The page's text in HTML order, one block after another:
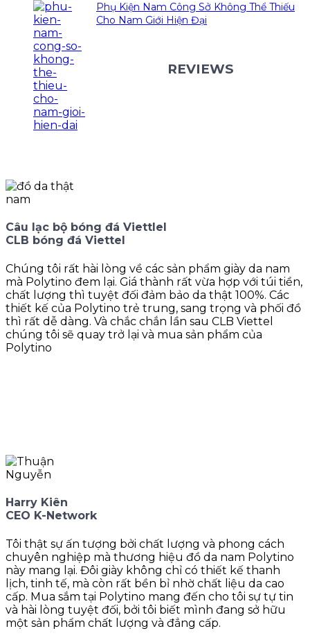
Phụ Kiện Nam Công Sở Không Thể Thiếu
Cho Nam Giới Hiện Đại
REVIEWS
Câu lạc bộ bóng đá Viettlel
CLB bóng đá Viettel
Chúng tôi rất hài lòng về các sản phẩm giày da nam
mà Polytino đem lại. Giá thành rất vừa hợp với túi tiền,
chất lượng thì tuyệt đối đảm bảo da thật 100%. Các
thiết kế của Polytino trẻ trung, sang trọng và phối đồ
thì rất dễ dàng. Và chắc chắn lần sau CLB Viettel
chúng tôi sẽ quay trở lại và mua sản phẩm của
Polytino
Harry Kiên
CEO K-Network
Tôi thật sự ấn tượng bởi chất lượng và phong cách
chuyên nghiệp mà thương hiệu đồ da nam Polytino
này mang lại. Đôi giày không chỉ có thiết kế thanh
lịch, tinh tế, mà còn rất bền bỉ nhờ chất liệu da cao
cấp. Mua sắm tại Polytino mang đến cho tôi sự tự tin
và hài lòng tuyệt đối, bởi tôi biết mình đang sở hữu
một sản phẩm chất lượng và đẳng cấp.